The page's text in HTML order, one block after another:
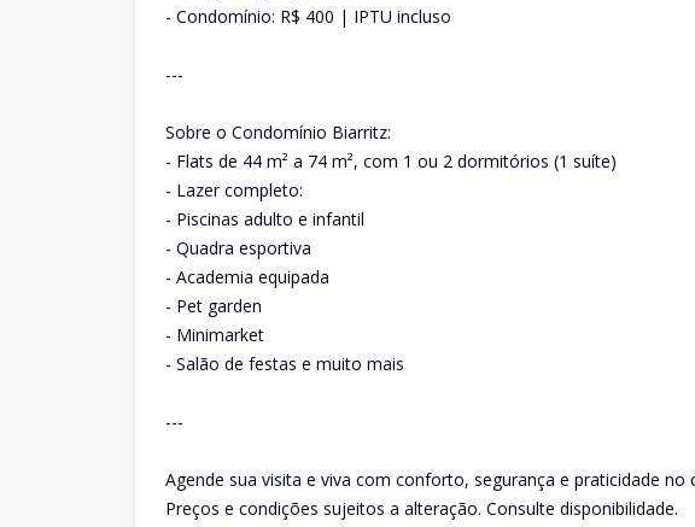
- Condomínio: R$ 400 | IPTU incluso
---
Sobre o Condomínio Biarritz:
- Flats de 44 m² a 74 m², com 1 ou 2 dormitórios (1 suíte)
- Lazer completo:
- Piscinas adulto e infantil
- Quadra esportiva
- Academia equipada
- Pet garden
- Minimarket
- Salão de festas e muito mais
---
Agende sua visita e viva com conforto, segurança e praticidade no
Preços e condições sujeitos a alteração. Consulte disponibilidade.